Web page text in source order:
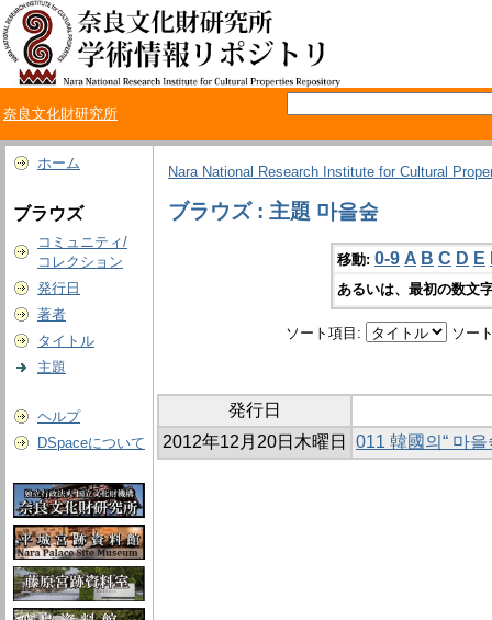
奈良文化財研究所
ホーム
ブラウズ
コミュニティ/
コレクション
発行日
著者
タイトル
主題
ヘルプ
DSpaceについて
Nara National Research Institute for Cultural
ブラウズ : 主題 마을숲
移動: 0-9 A B C D E
あるいは、最初の数文
ソート項目: ソー
発行日
2012年12月20日木曜日
011 韓國의“ 마